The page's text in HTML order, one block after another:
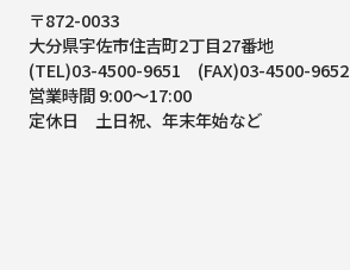
〒872-0033
大分県宇佐市住吉町2丁目27番地
(TEL)03-4500-9651 (FAX)03-4500-9652
営業時間 9:00～17:00
定休日 土日祝、年末年始など